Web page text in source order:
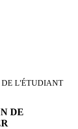
DE L'ÉTUDIANT
DE